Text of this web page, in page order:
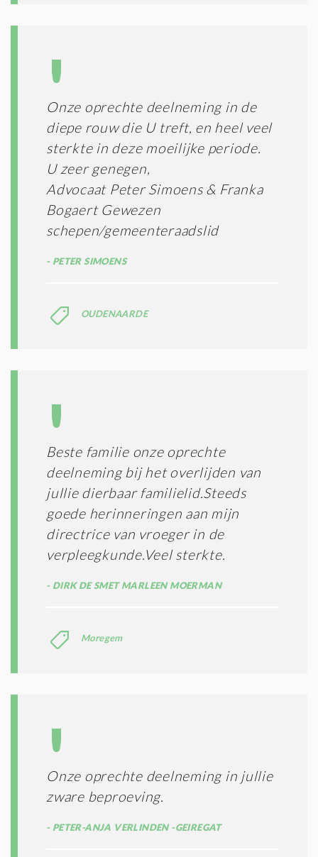
Onze oprechte deelneming in de
diepe rouw die U treft, en heel veel
sterkte in deze moeilijke periode.
U zeer genegen,
Advocaat Peter Simoens & Franka
Bogaert Gewezen
schepen/gemeenteraadslid
PETER SIMOENS
OUDENAARDE
Beste familie onze oprechte
deelneming bij het overlijden van
jullie dierbaar familielid.Steeds
goede herinneringen aan mijn
directrice van vroeger in de
verpleegkunde.Veel sterkte.
DIRK DE SMET MARLEEN MOERMAN
Moregem
Onze oprechte deelneming in jullie
zware beproeving.
PETER-ANJA VERLINDEN -GEIREGAT